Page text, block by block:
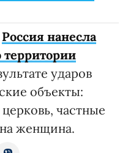
Россия нанесла
территории
ударов
объекты:
частные
женщина.